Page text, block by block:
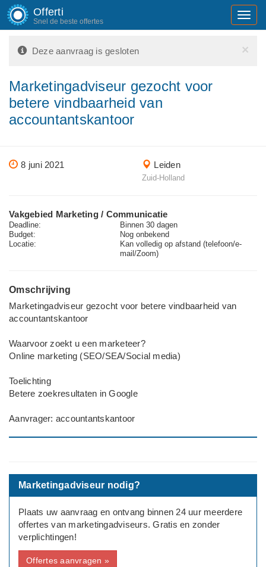
Offerti
Snel de beste offertes
×
Deze aanvraag is gesloten
Marketingadviseur gezocht voor
betere vindbaarheid van
accountantskantoor
8 juni 2021 Leiden
Zuid-Holland
Vakgebied Marketing / Communicatie
Deadline:
Binnen 30 dagen
Budget:
Nog onbekend
Locatie:
Kan volledig op afstand (telefoon/e-
mail/Zoom)
Omschrijving
Marketingadviseur gezocht voor betere vindbaarheid van
accountantskantoor
Waarvoor zoekt u een marketeer?
Online marketing (SEO/SEA/Social media)
Toelichting
Betere zoekresultaten in Google
Aanvrager: accountantskantoor
Marketingadviseur nodig?
Plaats uw aanvraag en ontvang binnen 24 uur meerdere
offertes van marketingadviseurs. Gratis en zonder
verplichtingen!
Offertes aanvragen »